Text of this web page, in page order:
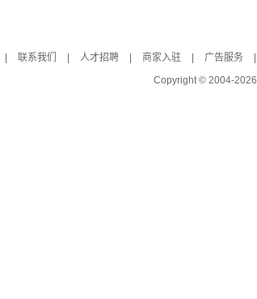
联系我们 人才招聘 商家入驻 广告服务
Copyright © 2004-2026